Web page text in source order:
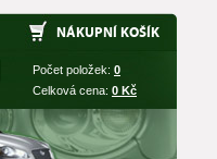
NÁKUPNÍ KOŠÍK
Počet položek: 0
Celková cena: 0 Kč